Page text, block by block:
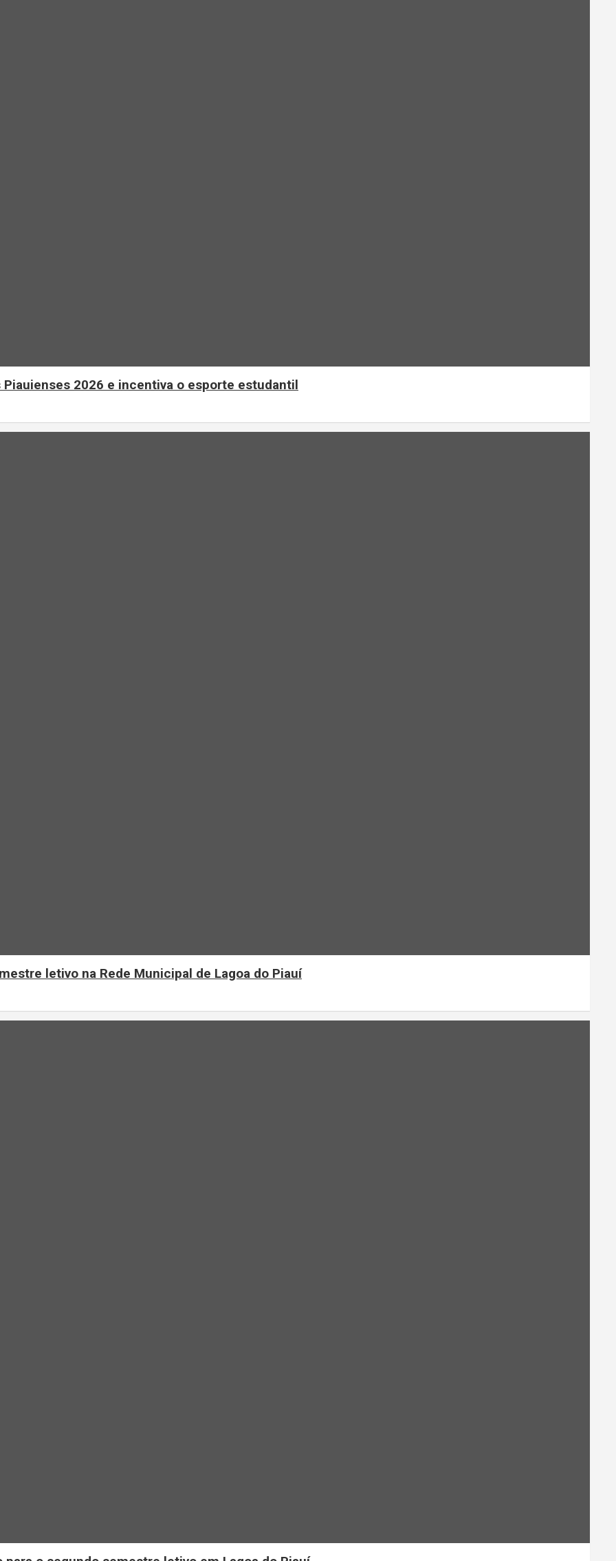
2026 e incentiva o esporte estudantil
letivo na Rede Municipal de Lagoa do Piauí